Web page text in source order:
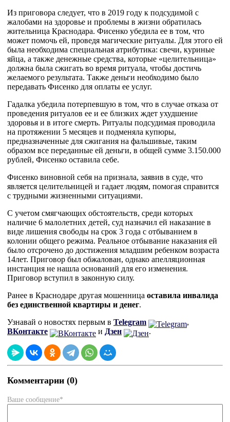
Из приговора следует, что в 2019 году к подсудимой с
жалобами на здоровье и проблемы в жизни обратилась
жительница Краснодара. Фисенко убедила ее в том, что
может помочь ей, проведя магические ритуалы. Для этого ей
была необходима специальная атрибутика: свечи, куриные
яйца, а также денежные средства, которые «целительница»
должна была сжигать во время ритуала, чтобы достичь
желаемого результата. Также деньги необходимо было
передавать Фисенко для оплаты ее услуг.
Гадалка убедила потерпевшую в том, что в случае отказа от
проведения ритуалов ее и ее близких ждет ухудшение
здоровья и в итоге смерть. Ритуалы подсудимая проводила
на протяжении 5 месяцев и подменяла купюры,
предназначенные для сжигания на фальшивые, таким
образом все переданные ей деньги, в общей сумме 3.150.000
рублей, Фисенко оставила себе.
Фисенко виновной себя на признала, заявив в суде, что
является целительницей и гадает людям, помогая справится
с трудными жизненными ситуациями.
С учетом смягчающих обстоятельств, среди которых
наличие 6 малолетних детей, суд назначил ей наказание в
виде лишения свободы на срок 3 года с отбыванием в
колонии общего режима. Реальное отбывание наказания ей
было отсрочено до достижения младшим ребенком возраста
14лет. Приговор был обжалован, однако апелляционная
инстанция не нашла оснований для его изменения.
Приговор вступил в законную силу.
Ранее в Краснодаре другая мошенница оставила инвалида
без единственной квартиры и денег.
Узнавай о новостях первым в Telegram
,
ВКонтакте
и Дзен .
Комментарии (0)
Ваше сообщение*